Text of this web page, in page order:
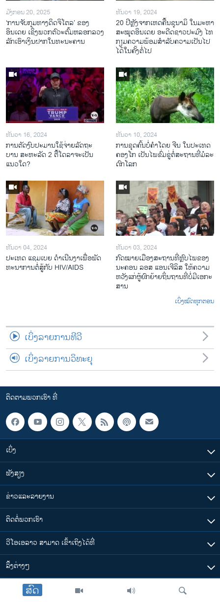
ສົດ
ມັງກອນ 20, 2025
‘ການຈັບກຸມທາງດິດຈິໂຕລ’ ຂອງ
ອິນເດຍ ເຊິ່ງພວກຕົວະຕົ້ມຫລອກລວງ
ລັກເອົາເງິນຝາກໃນທະນະຄານ
ທັນວາ 19, 2024
20 ປີຫຼັງ​ຈາກ​ເຫດ​ຄື້ນ​ຊຸ​ນາ​ມິ ໃນ​ມະ​ຫາ​
ສະ​ໝຸດ​ອິນ​ເດຍ ອະ​ດີດ​ຊາວ​ປະ​ມົງ ໄທ
ກຽມ​ຄວາມ​ພ້ອມ​ສຳ​ລັບ​ຄວາມ​ເປັນ​ໄປ​
ໄດ້​ໃນ​ຄັ້ງ​ຕໍ່​ໄປ
ທັນວາ 16, 2024
ການ​ຕັດ​ງົບ​ປະ​ມານ​ໃຊ້​ຈ່າຍ​ລັດ​ຖະ​
ບານ ສະ​ຫະ​ລັດ 2 ຕື້​ໂດ​ລາ​ຈະ​ເປັນ​
ແນວ​ໃດ?
ທັນວາ 10, 2024
ການ​ຂຸດ​ຄົ້ນ​ບໍ່​ຄຳ​ໂດຍ ຈີນ ໃນ​ປະ​ເທດ
ຄອງ​ໂກ ເປັນ​ໄພ​ຂົ່ມ​ຂູ່​ຕໍ່​ສະ​ຖານ​ທີ່​ມໍ​ລະ​
ດົກ​ໂລກ​
ທັນວາ 04, 2024
ປະ​ເທດ ແຊມ​ເບຍ ດຳ​ເນີນ​ງາ​ເພື່ອ​ພັດ​
ທະ​ນາ​ການ​ຕໍ່​ສູ້​ກັບ​ HIV/AIDS
ທັນວາ 03, 2024
ກົດ​ໝາຍ​ເມືອງ​ສະ​ຖານ​ທີ່ຫຼົບ​ໄພ​ຂອງ​
ນະ​ຄອນ ລອ​ສ ແອນ​ເຈີ​ລິ​ສ ໃຫ້​ຄວາມ​
ຫວັງ​ແກ່​ຜູ້​ຍົກ​ຍ້າຍ​ຖິ່ນ​ຖານ​ທີ່ບໍ່​ມີ​ເອ​ກະ​
ສານ
ເບິ່ງໝົດທຸກຕອນ
ເບິ່ງລາຍການທີວີ
ເບິ່ງລາຍການວິທະຍຸ
ຕິດຕາມພວກເຮົາ ທີ່
ເບິ່ງ
ຟັງສຽງ
ຂ່າວແລະລາຍງານ
ຕິດຕໍ່ພວກເຮົາ
ວີໂອເອລາວ ສາມາດ ເຂົ້າເຖິງໄດ້ທີ່
​ລິ້ງ​ຕ່າງໆ
ຕາມເວລາໃນລາວ